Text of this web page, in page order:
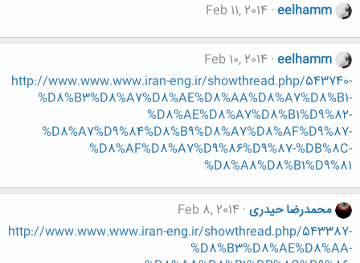
eelhamm
Feb 11, 2014
eelhamm
Feb 10, 2014
http://www.www.www.iran-eng.ir/showthread.php/543740-
%D8%B3%D8%A7%D8%AE%D8%AA%D8%A7%D8%B1-
%D8%AE%D8%A7%D8%B1%D9%82-
%D8%A7%D9%84%D8%B9%D8%A7%D8%AF%D9%87-
%D8%AF%D8%A7%D9%86%D9%87-%DB%8C-
%D8%A8%D8%B1%D9%81
محمدرضا حیدری Feb 8, 2014
http://www.www.www.iran-eng.ir/showthread.php/543387-
%D8%B3%D8%AE%D8%AA-